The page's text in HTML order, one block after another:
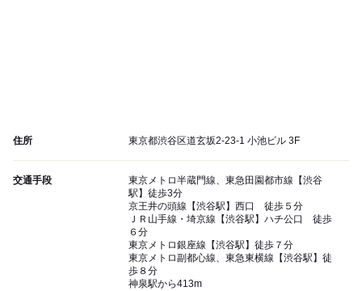
住所 東京都渋谷区道玄坂2-23-1 小池ビル 3F
交通手段
東京メトロ半蔵門線、東急田園都市線【渋谷
駅】徒歩3分
京王井の頭線【渋谷駅】西口 徒歩５分
ＪＲ山手線・埼京線【渋谷駅】ハチ公口 徒歩
６分
東京メトロ銀座線【渋谷駅】徒歩７分
東京メトロ副都心線、東急東横線【渋谷駅】徒
歩８分
神泉駅から413m